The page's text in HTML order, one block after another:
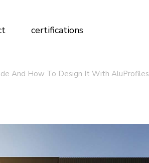
certifications
And How To Design It With AluProfiles